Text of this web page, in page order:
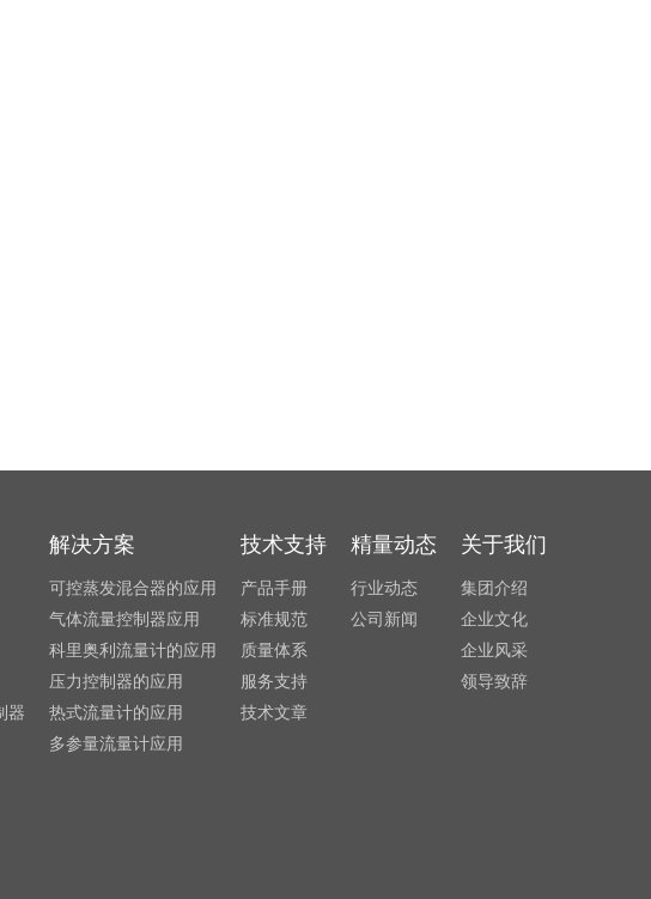
器
解决方案
可控蒸发混合器的应用
气体流量控制器应用
科里奥利流量计的应用
压力控制器的应用
热式流量计的应用
多参量流量计应用
技术支持
产品手册
标准规范
质量体系
服务支持
技术文章
精量动态
行业动态
公司新闻
关于我们
集团介绍
企业文化
企业风采
领导致辞